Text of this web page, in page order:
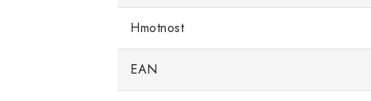
Hmotnost
EAN